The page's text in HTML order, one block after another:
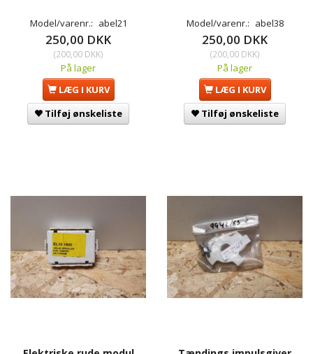
Model/varenr.: abel21
250,00 DKK
(200,00 DKK)
På lager
LÆG I KURV
Tilføj ønskeliste
Model/varenr.: abel38
250,00 DKK
(200,00 DKK)
På lager
LÆG I KURV
Tilføj ønskeliste